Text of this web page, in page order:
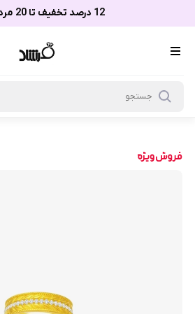
12 درصد تخفیف تا 20 مرداد ماه